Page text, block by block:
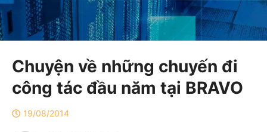
Chuyện về những chuyến đi
công tác đầu năm tại BRAVO
19/08/2014